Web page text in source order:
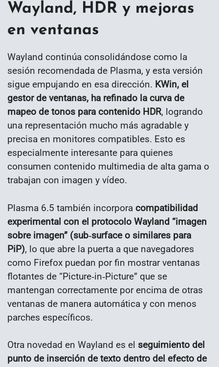
Wayland, HDR y mejoras
en ventanas
Wayland continúa consolidándose como la
sesión recomendada de Plasma, y esta versión
sigue empujando en esa dirección. KWin, el
gestor de ventanas, ha refinado la curva de
mapeo de tonos para contenido HDR, logrando
una representación mucho más agradable y
precisa en monitores compatibles. Esto es
especialmente interesante para quienes
consumen contenido multimedia de alta gama o
trabajan con imagen y vídeo.
Plasma 6.5 también incorpora compatibilidad
experimental con el protocolo Wayland “imagen
sobre imagen” (sub‑surface o similares para
PiP), lo que abre la puerta a que navegadores
como Firefox puedan por fin mostrar ventanas
flotantes de “Picture‑in‑Picture” que se
mantengan correctamente por encima de otras
ventanas de manera automática y con menos
parches específicos.
Otra novedad en Wayland es el seguimiento del
punto de inserción de texto dentro del efecto de